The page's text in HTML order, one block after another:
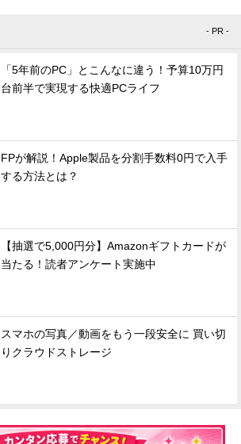
- PR -
「5年前のPC」とこんなに違う！予算10万円
台前半で実現する快適PCライフ
FPが解説！Apple製品を分割手数料0円で入手
する方法とは？
【抽選で5,000円分】Amazonギフトカードが
当たる！読者アンケート実施中
スマホの写真／動画をもう一段安全に 買い切
りクラウドストレージ